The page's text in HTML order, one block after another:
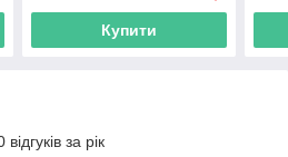
Купити
за рік